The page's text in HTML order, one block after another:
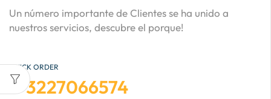
Un número importante de Clientes se ha unido a
nuestros servicios, descubre el porque!
QUICK ORDER
3227066574